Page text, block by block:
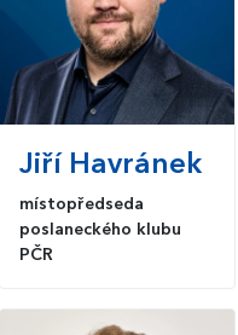
Jiří Havránek
místopředseda
poslaneckého klubu
PČR